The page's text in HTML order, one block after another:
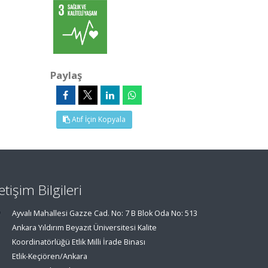
Paylaş
Atıf İçin Kopyala
Bilgileri
Ayvalı Mahallesi Gazze Cad. No: 7 B Blok Oda No: 513
Ankara Yıldırım Beyazıt Üniversitesi Kalite
Koordinatörlüğü Etlik Milli İrade Binası
Etlik-Keçiören/Ankara